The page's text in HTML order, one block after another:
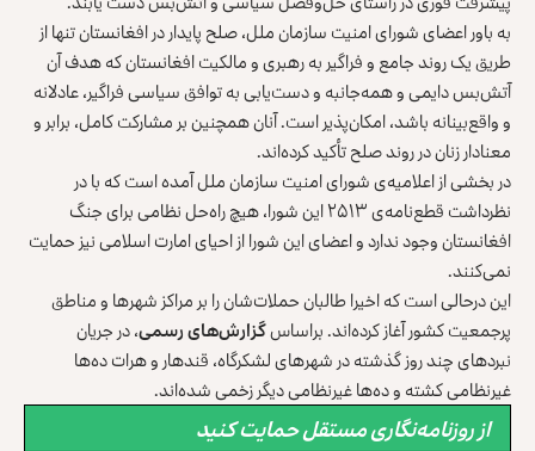
به باور اعضای شورای امنیت سازمان ملل، صلح پایدار در افغانستان تنها از
طریق یک روند جامع و فراگیر به رهبری و مالکیت افغانستان که هدف آن
آتش‌بس دایمی و همه‌جانبه و دست‌یابی به توافق سیاسی فراگیر، عادلانه
و واقع‌بینانه باشد، امکان‌پذیر است. آنان همچنین بر مشارکت کامل، برابر و
معنادار زنان در روند صلح تأکید کرده‌اند.
در بخشی از اعلامیه‌ی شورای امنیت سازمان ملل آمده است که با در
نظرداشت قطع‌نامه‌ی ۲۵۱۳ این شورا، هیچ راه‌حل نظامی برای جنگ
افغانستان وجود ندارد و اعضای این شورا از احیای امارت اسلامی نیز حمایت
نمی‌کنند.
این درحالی است که اخیرا طالبان حملات‌شان را بر مراکز شهرها و مناطق
پرجمعیت کشور آغاز کرده‌اند. براساسگزارش‌های رسمی، در جریان
نبردهای چند روز گذشته در شهرهای لشکرگاه، قندهار و هرات ده‌ها
غیرنظامی کشته و ده‌ها غیرنظامی دیگر زخمی شده‌اند.
از روزنامه‌نگاری مستقل حمایت کنید